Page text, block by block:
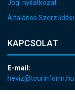
Jogi nyilatkozat
Általános
KAPCSOLAT
E-mail:
heviz@tourinform.hu